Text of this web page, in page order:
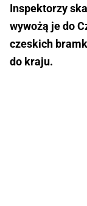
Inspektorzy
wywożą je do
czeskich
do kraju.